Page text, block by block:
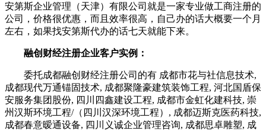
安第斯企业管理（天津）有限公司就是一家专业做工商注册的
公司，价格很优惠，而且效率很高，自己办的话大概要一个月
左右，如果找安第斯代办的话七天就能下来。
融创财经注册企业客户实例：
委托成都融创财经注册公司的有 成都市花与社信息技术,
成都现代万通锚固技术, 成都聚隆豪建筑装饰工程, 河北国盾保
安服务集团股份, 四川四鑫建设工程, 成都市金虹化建科技, 崇
州汉斯环境工程/（四川汉深环境工程）, 成都迈斯克医药科技,
成都春意暧通设备, 四川义诚企业管理咨询, 成都思卓雕塑, 成